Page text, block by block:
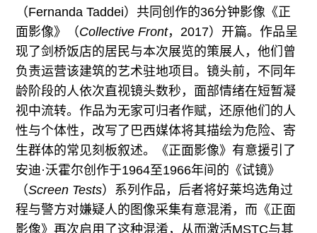
（Fernanda Taddei）共同创作的36分钟影像《正
面影像》（Collective Front，2017）开篇。作品呈
现了剑桥饭店的居民与本次展览的策展人，他们曾
负责运营该建筑的艺术驻地项目。镜头前，不同年
龄阶段的人依次直视镜头数秒，面部情绪在短暂凝
视中流转。作品为无家可归者作赋，还原他们的人
性与个体性，改写了巴西媒体将其描绘为危险、寄
生群体的常见刻板叙述。《正面影像》有意援引了
安迪·沃霍尔创作于1964至1966年间的《试镜》
（Screen Tests）系列作品，后者将好莱坞选角过
程与警方对嫌疑人的图像采集有意混淆，而《正面
影像》再次启用了这种混淆，从而激活MSTC与其